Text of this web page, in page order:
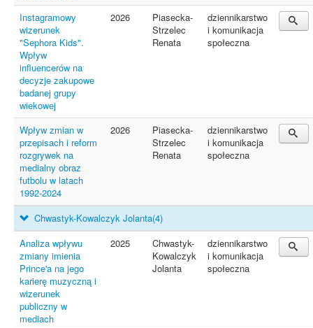
Instagramowy
wizerunek
"Sephora Kids".
Wpływ
influencerów na
decyzje zakupowe
badanej grupy
wiekowej
2026
Piasecka-
Strzelec
Renata
dziennikarstwo
i komunikacja
społeczna
Wpływ zmian w
przepisach i reform
rozgrywek na
medialny obraz
futbolu w latach
1992-2024
2026
Piasecka-
Strzelec
Renata
dziennikarstwo
i komunikacja
społeczna
Chwastyk-Kowalczyk Jolanta(4)
Analiza wpływu
zmiany imienia
Prince'a na jego
karierę muzyczną i
wizerunek
publiczny w
mediach
2025
Chwastyk-
Kowalczyk
Jolanta
dziennikarstwo
i komunikacja
społeczna